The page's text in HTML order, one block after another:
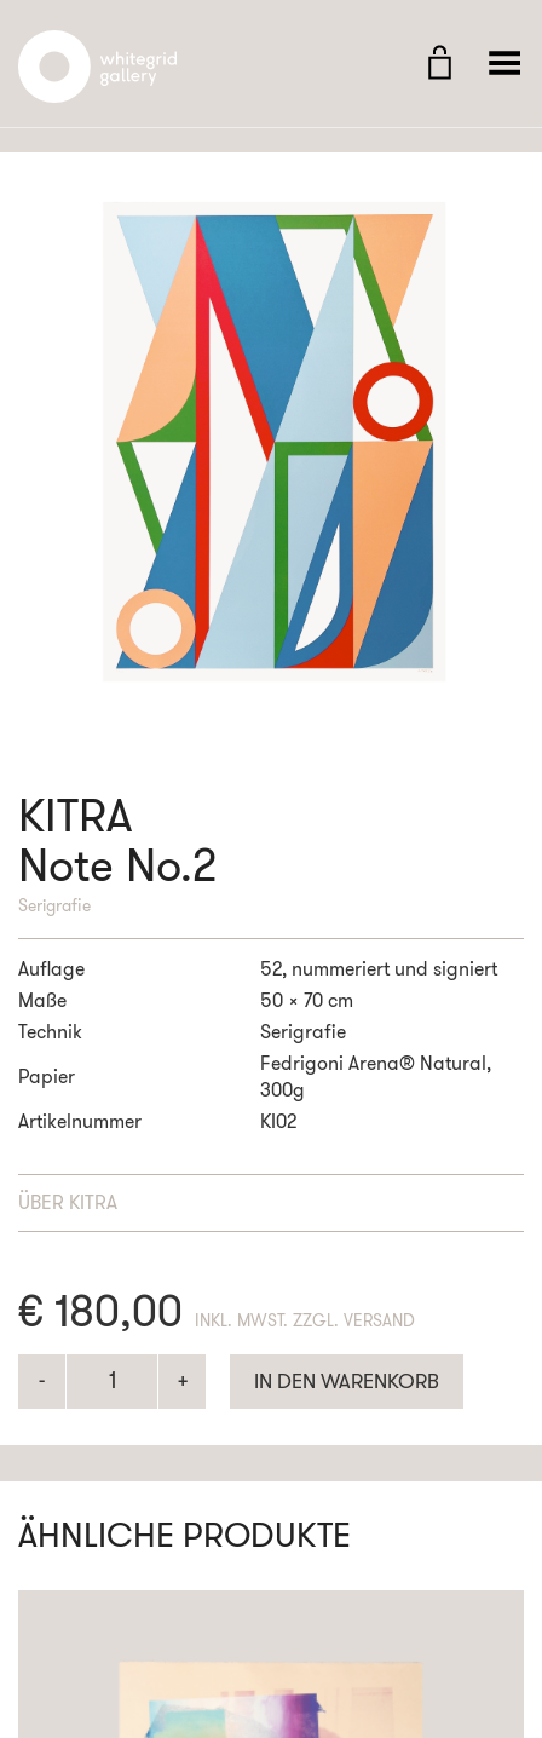
Whitegrid Logo Menü umschalten
KITRA
Note No.2
Serigrafie
Auflage
52, nummeriert und signiert
Maße
50 x 70 cm
Technik
Serigrafie
Papier
Fedrigoni Arena® Natural,
300g
Artikelnummer
KI02
ÜBER KITRA
€ 180,00
IN DEN WARENKORB
ÄHNLICHE PRODUKTE